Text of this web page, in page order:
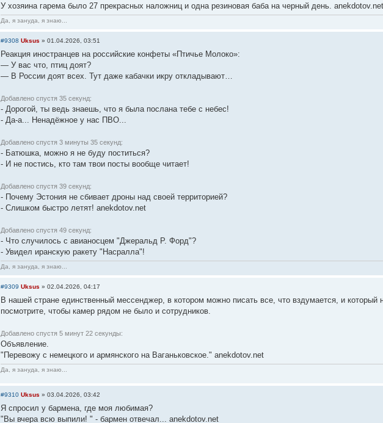
У хозяина гарема было 27 прекрасных наложниц и одна резиновая баба на черный день. anekdotov.net
Да, я зануда, я знаю...
#9308 Uksus » 01.04.2026, 03:51
Реакция иностранцев на российские конфеты «Птичье Молоко»:
— У вас что, птиц доят?
— В России доят всех. Тут даже кабачки икру откладывают…
Добавлено спустя 35 секунд:
- Дорогой, ты ведь знаешь, что я была послана тебе с небес!
- Да-а... Ненадёжное у нас ПВО...
Добавлено спустя 3 минуты 35 секунд:
- Батюшка, можно я не буду поститься?
- И не постись, кто там твои посты вообще читает!
Добавлено спустя 39 секунд:
- Почему Эстония не сбивает дроны над своей территорией?
- Слишком быстро летят! anekdotov.net
Добавлено спустя 49 секунд:
- Что случилось с авианосцем "Джеральд Р. Форд"?
- Увидел иранскую ракету "Насралла"!
Да, я зануда, я знаю...
#9309 Uksus » 02.04.2026, 04:17
В нашей стране единственный мессенджер, в котором можно писать все, что вздумается, и
посмотрите, чтобы камер рядом не было и сотрудников.
Добавлено спустя 5 минут 22 секунды:
Объявление.
"Перевожу с немецкого и армянского на Ваганьковское." anekdotov.net
Да, я зануда, я знаю...
#9310 Uksus » 03.04.2026, 03:42
Я спросил у бармена, где моя любимая?
"Вы вчера всю выпили! " - бармен отвечал... anekdotov.net